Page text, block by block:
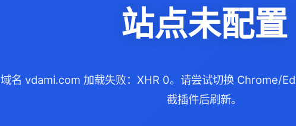
站点未配置
域名 vdami.com 加载失败：XHR 0。请尝试切换 Chrome/
截插件后刷新。